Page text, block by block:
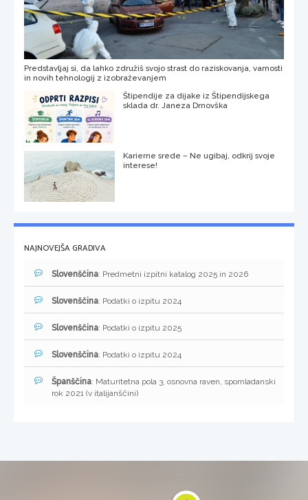
Predstavljaj si, da lahko združiš svojo strast do raziskovanja, varnosti
in novih tehnologij z izobraževanjem
Štipendije za dijake iz Štipendijskega
sklada dr. Janeza Drnovška
Karierne srede – Ne ugibaj, odkrij svoje
interese!
NAJNOVEJŠA GRADIVA
Slovenščina: Predmetni izpitni katalog 2025 in 2026
Slovenščina: Podatki o izpitu 2024
Slovenščina: Podatki o izpitu 2025
Slovenščina: Podatki o izpitu 2024
Španščina: Maturitetna pola 3, osnovna raven, spomladanski
rok 2021 (v italijanščini)